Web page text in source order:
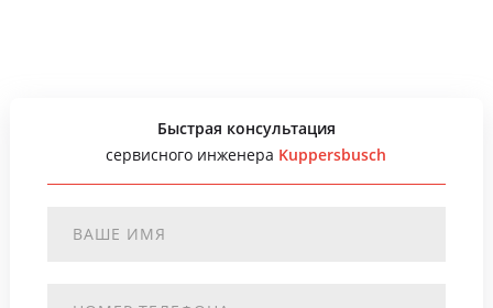
Быстрая консультация
сервисного инженера Kuppersbusch